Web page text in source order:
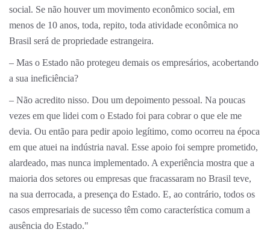
social. Se não houver um movimento econômico social, em
menos de 10 anos, toda, repito, toda atividade econômica no
Brasil será de propriedade estrangeira.
– Mas o Estado não protegeu demais os empresários, acobertando
a sua ineficiência?
– Não acredito nisso. Dou um depoimento pessoal. Na poucas
vezes em que lidei com o Estado foi para cobrar o que ele me
devia. Ou então para pedir apoio legítimo, como ocorreu na época
em que atuei na indústria naval. Esse apoio foi sempre prometido,
alardeado, mas nunca implementado. A experiência mostra que a
maioria dos setores ou empresas que fracassaram no Brasil teve,
na sua derrocada, a presença do Estado. E, ao contrário, todos os
casos empresariais de sucesso têm como característica comum a
ausência do Estado."